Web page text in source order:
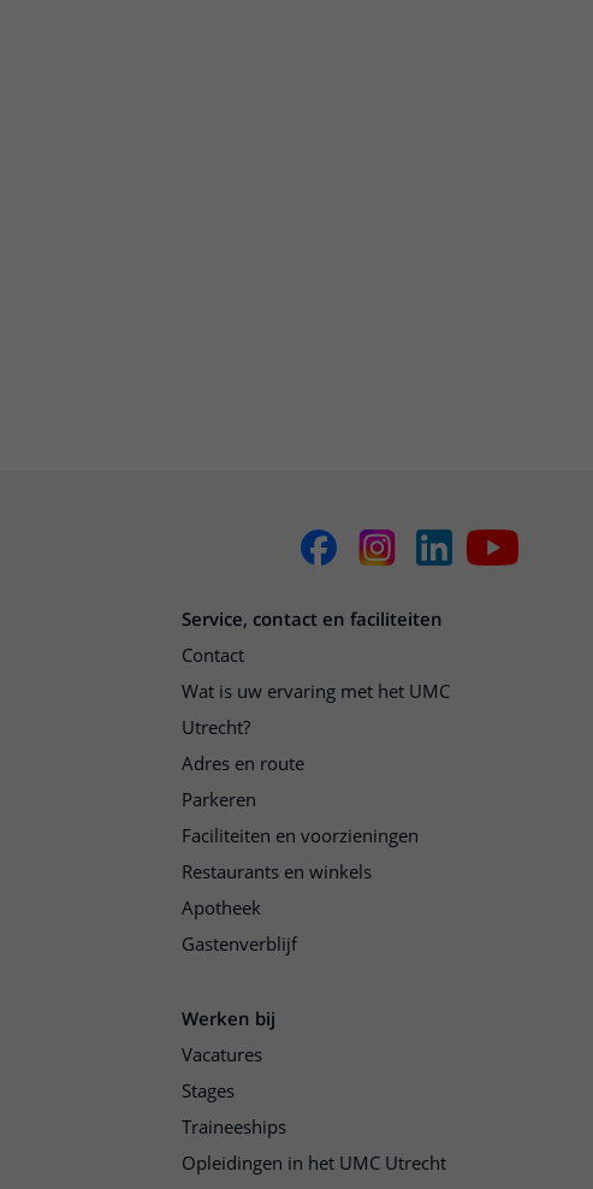
Service, contact en faciliteiten
Contact
Wat is uw ervaring met het UMC
Utrecht?
Adres en route
Parkeren
Faciliteiten en voorzieningen
Restaurants en winkels
Apotheek
Gastenverblijf
Werken bij
Vacatures
Stages
Traineeships
Opleidingen in het UMC Utrecht